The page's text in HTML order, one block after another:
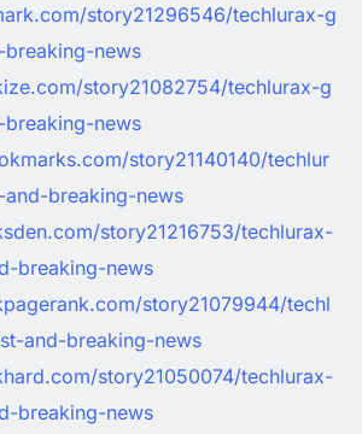
story21296546/techlurax-g
news
story21082754/techlurax-g
news
story21140140/techlur
breaking-news
story21216753/techlurax-
breaking-news
story21079944/techl
and-breaking-news
story21050074/techlurax-
breaking-news